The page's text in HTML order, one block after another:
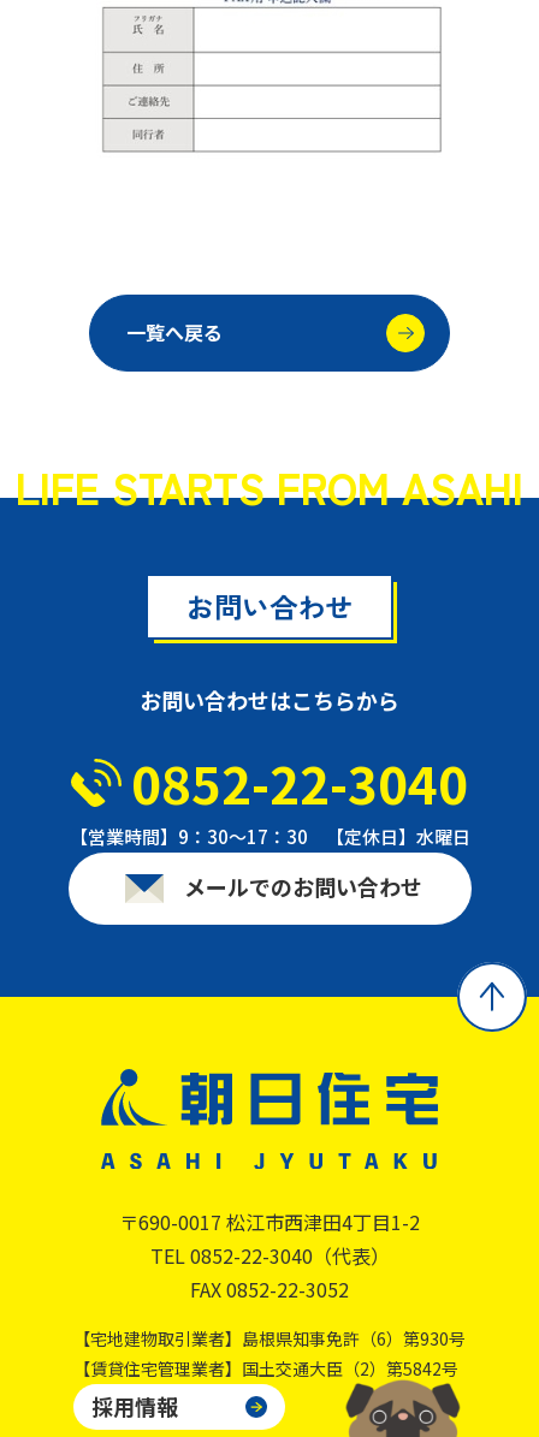
一覧へ戻る
LIFE STARTS FROM ASAHI
お問い合わせ
お問い合わせはこちらから
0852-22-3040
【営業時間】9：30〜17：30 【定休日】水曜日
メールでのお問い合わせ
〒690-0017 松江市西津田4丁目1-2
TEL 0852-22-3040（代表）
FAX 0852-22-3052
【宅地建物取引業者】島根県知事免許（6）第930号
【賃貸住宅管理業者】国土交通大臣（2）第5842号
採用情報